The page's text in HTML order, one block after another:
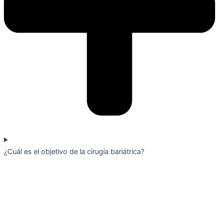
¿Cuál es el objetivo de la cirugía bariátrica?